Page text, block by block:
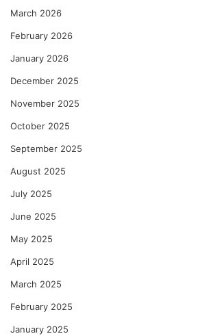
March 2026
February 2026
January 2026
December 2025
November 2025
October 2025
September 2025
August 2025
July 2025
June 2025
May 2025
April 2025
March 2025
February 2025
January 2025